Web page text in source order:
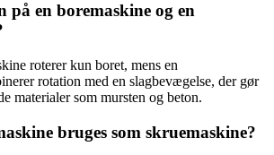
på en boremaskine og en
roterer kun boret, mens en
rotation med en slagbevægelse, der gør
materialer som mursten og beton.
bruges som skruemaskine?